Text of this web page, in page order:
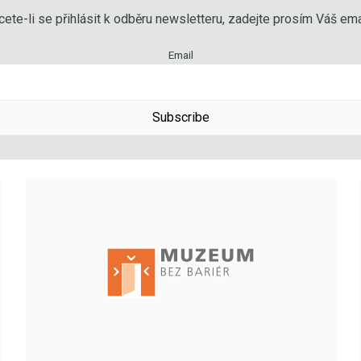
li se přihlásit k odběru newsletteru, zadejte prosím Váš
Email
Subscribe